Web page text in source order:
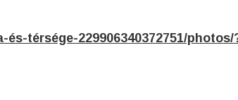
térsége-229906340372751/photos/